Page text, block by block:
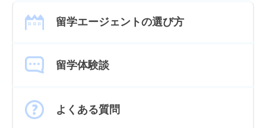
留学エージェントの選び方
留学体験談
よくある質問